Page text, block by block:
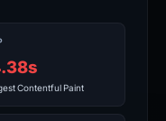
Contentful Paint